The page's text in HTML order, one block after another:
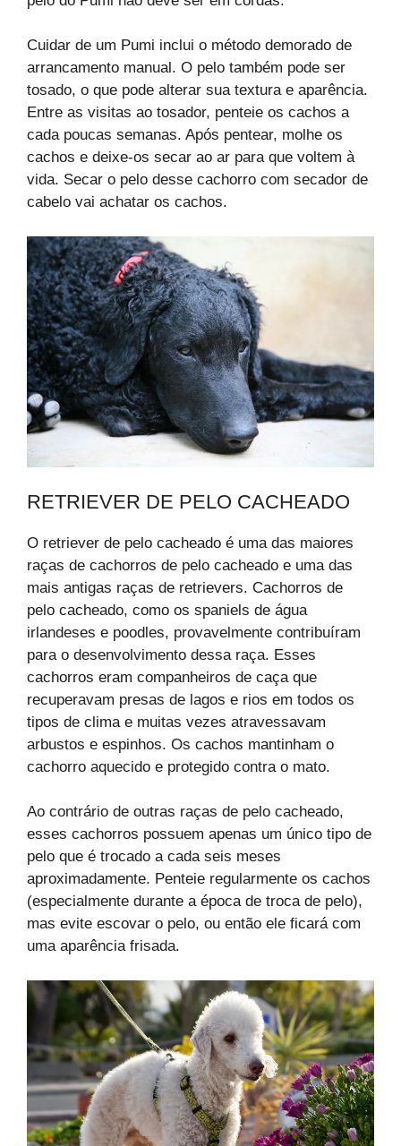
Cuidar de um Pumi inclui o método demorado de
arrancamento manual. O pelo também pode ser
tosado, o que pode alterar sua textura e aparência.
Entre as visitas ao tosador, penteie os cachos a
cada poucas semanas. Após pentear, molhe os
cachos e deixe-os secar ao ar para que voltem à
vida. Secar o pelo desse cachorro com secador de
cabelo vai achatar os cachos.
RETRIEVER DE PELO CACHEADO
O retriever de pelo cacheado é uma das maiores
raças de cachorros de pelo cacheado e uma das
mais antigas raças de retrievers. Cachorros de
pelo cacheado, como os spaniels de água
irlandeses e poodles, provavelmente contribuíram
para o desenvolvimento dessa raça. Esses
cachorros eram companheiros de caça que
recuperavam presas de lagos e rios em todos os
tipos de clima e muitas vezes atravessavam
arbustos e espinhos. Os cachos mantinham o
cachorro aquecido e protegido contra o mato.
Ao contrário de outras raças de pelo cacheado,
esses cachorros possuem apenas um único tipo de
pelo que é trocado a cada seis meses
aproximadamente. Penteie regularmente os cachos
(especialmente durante a época de troca de pelo),
mas evite escovar o pelo, ou então ele ficará com
uma aparência frisada.